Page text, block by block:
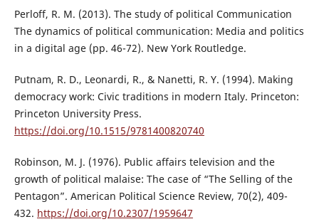
Perloff, R. M. (2013). The study of political Communication
The dynamics of political communication: Media and politics
in a digital age (pp. 46-72). New York Routledge.
Putnam, R. D., Leonardi, R., & Nanetti, R. Y. (1994). Making
democracy work: Civic traditions in modern Italy. Princeton:
Princeton University Press.
https://doi.org/10.1515/9781400820740
Robinson, M. J. (1976). Public affairs television and the
growth of political malaise: The case of “The Selling of the
Pentagon”. American Political Science Review, 70(2), 409-
432. https://doi.org/10.2307/1959647